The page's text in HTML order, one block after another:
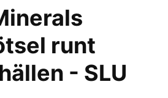
runt
- SLU